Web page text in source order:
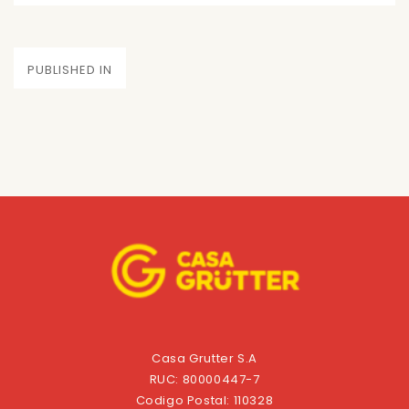
Navegación
PUBLISHED IN
Casa Grutter S.A
RUC: 80000447-7
Codigo Postal: 110328